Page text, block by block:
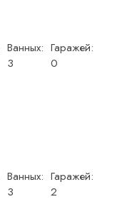
Ванных:
3
Гаражей:
0
Ванных:
3
Гаражей:
2